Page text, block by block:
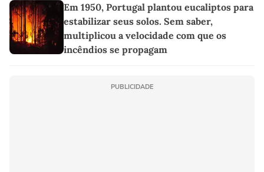
Em 1950, Portugal plantou eucaliptos para
estabilizar seus solos. Sem saber,
multiplicou a velocidade com que os
incêndios se propagam
PUBLICIDADE